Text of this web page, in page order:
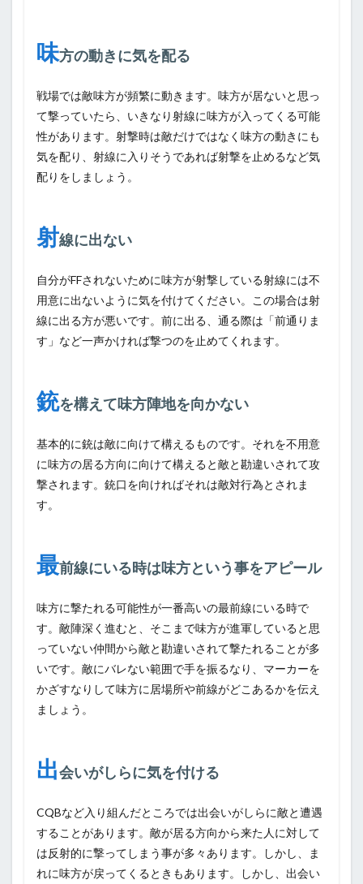
味方の動きに気を配る
戦場では敵味方が頻繁に動きます。味方が居ないと思っ
て撃っていたら、いきなり射線に味方が入ってくる可能
性があります。射撃時は敵だけではなく味方の動きにも
気を配り、射線に入りそうであれば射撃を止めるなど気
配りをしましょう。
射線に出ない
自分がFFされないために味方が射撃している射線には不
用意に出ないように気を付けてください。この場合は射
線に出る方が悪いです。前に出る、通る際は「前通りま
す」など一声かければ撃つのを止めてくれます。
銃を構えて味方陣地を向かない
基本的に銃は敵に向けて構えるものです。それを不用意
に味方の居る方向に向けて構えると敵と勘違いされて攻
撃されます。銃口を向ければそれは敵対行為とされま
す。
最前線にいる時は味方という事をアピール
味方に撃たれる可能性が一番高いの最前線にいる時で
す。敵陣深く進むと、そこまで味方が進軍していると思
っていない仲間から敵と勘違いされて撃たれることが多
いです。敵にバレない範囲で手を振るなり、マーカーを
かざすなりして味方に居場所や前線がどこあるかを伝え
ましょう。
出会いがしらに気を付ける
CQBなど入り組んだところでは出会いがしらに敵と遭遇
することがあります。敵が居る方向から来た人に対して
は反射的に撃ってしまう事が多々あります。しかし、ま
れに味方が戻ってくるときもあります。しかし、出会い